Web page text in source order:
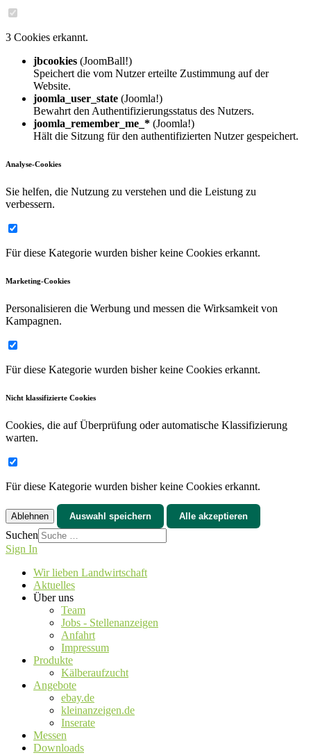
3 Cookies erkannt.
jbcookies (JoomBall!)
Speichert die vom Nutzer erteilte Zustimmung auf der
Website.
joomla_user_state (Joomla!)
Bewahrt den Authentifizierungsstatus des Nutzers.
joomla_remember_me_* (Joomla!)
Hält die Sitzung für den authentifizierten Nutzer gespeichert.
Analyse-Cookies
Sie helfen, die Nutzung zu verstehen und die Leistung zu
verbessern.
Für diese Kategorie wurden bisher keine Cookies erkannt.
Marketing-Cookies
Personalisieren die Werbung und messen die Wirksamkeit von
Kampagnen.
Für diese Kategorie wurden bisher keine Cookies erkannt.
Nicht klassifizierte Cookies
Cookies, die auf Überprüfung oder automatische Klassifizierung
warten.
Für diese Kategorie wurden bisher keine Cookies erkannt.
Ablehnen Auswahl speichern Alle akzeptieren
Suchen
Sign In
Wir lieben Landwirtschaft
Aktuelles
Über uns
Team
Jobs - Stellenanzeigen
Anfahrt
Impressum
Produkte
Kälberaufzucht
Angebote
ebay.de
kleinanzeigen.de
Inserate
Messen
Downloads